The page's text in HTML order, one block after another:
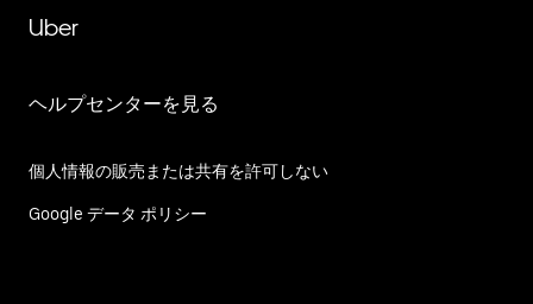
Uber
ヘルプセンターを見る
個人情報の販売または共有を許可しない
Google データ ポリシー